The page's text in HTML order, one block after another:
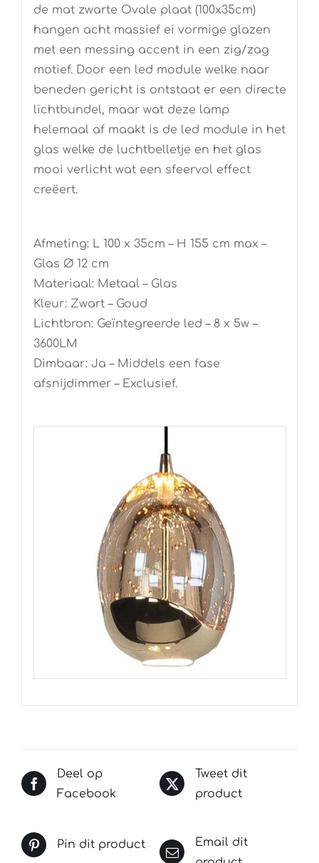
de mat zwarte Ovale plaat (100x35cm)
hangen acht massief ei vormige glazen
met een messing accent in een zig/zag
motief. Door een led module welke naar
beneden gericht is ontstaat er een directe
lichtbundel, maar wat deze lamp
helemaal af maakt is de led module in het
glas welke de luchtbelletje en het glas
mooi verlicht wat een sfeervol effect
creëert.
Afmeting: L 100 x 35cm – H 155 cm max –
Glas Ø 12 cm
Materiaal: Metaal – Glas
Kleur: Zwart – Goud
Lichtbron: Geïntegreerde led – 8 x 5w –
3600LM
Dimbaar: Ja – Middels een fase
afsnijdimmer – Exclusief.
Deel op
Facebook
Tweet dit
product
Pin dit product
Email dit